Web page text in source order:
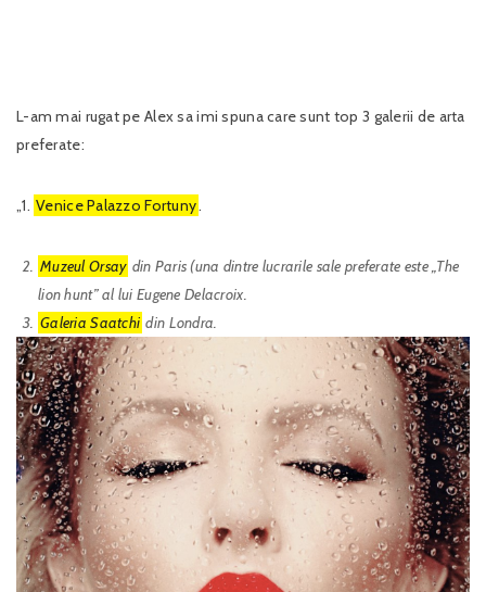
L-am mai rugat pe Alex sa imi spuna care sunt top 3 galerii de arta
preferate:
„1. Venice Palazzo Fortuny.
Muzeul Orsay din Paris (una dintre lucrarile sale preferate este „The
lion hunt” al lui Eugene Delacroix.
Galeria Saatchi din Londra.